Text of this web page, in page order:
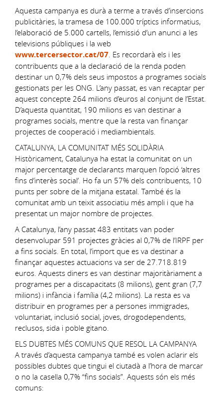
Aquesta campanya es durà a terme a través d’insercions
publicitàries, la tramesa de 100.000 tríptics informatius,
l’elaboració de 5.000 cartells, l’emissió d’un anunci a les
televisions públiques i la web
www.tercersector.cat/07 . Es recordarà els i les
contribuents que a la declaració de la renda poden
destinar un 0,7% dels seus impostos a programes socials
gestionats per les ONG. L’any passat, es van recaptar per
aquest concepte 264 milions d’euros al conjunt de l’Estat.
D’aquesta quantitat, 190 milions es van destinar a
programes socials, mentre que la resta van finançar
projectes de cooperació i mediambientals.
CATALUNYA, LA COMUNITAT MÉS SOLIDÀRIA
Històricament, Catalunya ha estat la comunitat on un
major percentatge de declarants marquen l’opció ‘altres
fins d’interès social’. Ho fa un 57% dels contribuents, 10
punts per sobre de la mitjana estatal. També és la
comunitat amb un teixit associatiu més ampli i que ha
presentat un major nombre de projectes.
A Catalunya, l’any passat 483 entitats van poder
desenvolupar 591 projectes gràcies al 0,7% de l’IRPF per
a fins socials. En total, l’import que es va destinar a
finançar aquestes actuacions va ser de 27.718.819
euros. Aquests diners es van destinar majoritàriament a
programes per a discapacitats (8 milions), gent gran (7,7
milions) i infància i família (4,2 milions). La resta es va
distribuir en programes per a persones immigrades,
voluntariat, inclusió social, joves, drogodependents,
reclusos, sida i poble gitano.
ELS DUBTES MÉS COMUNS QUE RESOL LA CAMPANYA
A través d’aquesta campanya també es volen aclarir els
possibles dubtes que tingui el ciutadà a l’hora de marcar
o no la casella 0,7% “fins socials”. Aquests són els més
comuns: